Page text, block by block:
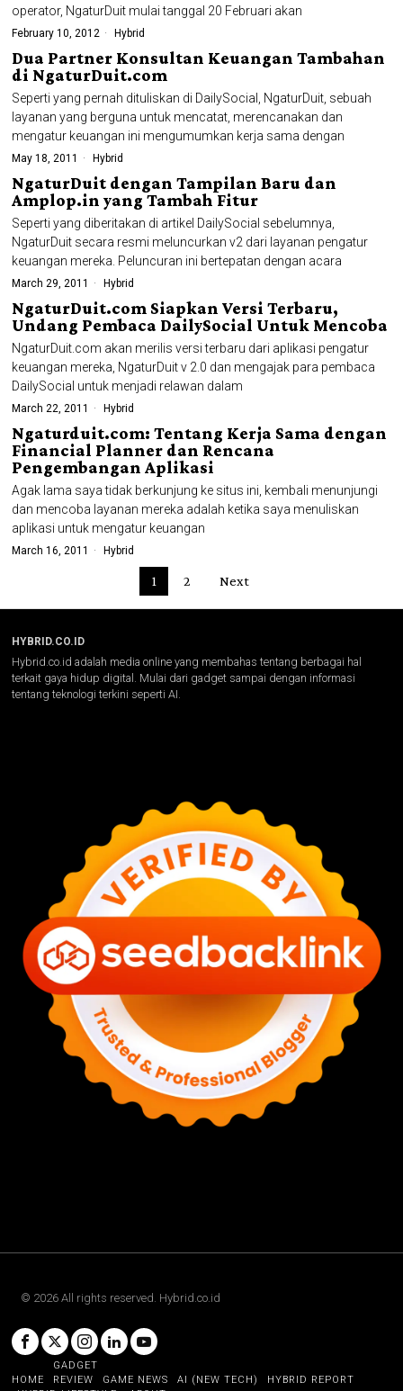
operator, NgaturDuit mulai tanggal 20 Februari akan
February 10, 2012 Hybrid
Dua Partner Konsultan Keuangan Tambahan
di NgaturDuit.com
Seperti yang pernah dituliskan di DailySocial, NgaturDuit, sebuah
layanan yang berguna untuk mencatat, merencanakan dan
mengatur keuangan ini mengumumkan kerja sama dengan
May 18, 2011 Hybrid
NgaturDuit dengan Tampilan Baru dan
Amplop.in yang Tambah Fitur
Seperti yang diberitakan di artikel DailySocial sebelumnya,
NgaturDuit secara resmi meluncurkan v2 dari layanan pengatur
keuangan mereka. Peluncuran ini bertepatan dengan acara
March 29, 2011 Hybrid
NgaturDuit.com Siapkan Versi Terbaru,
Undang Pembaca DailySocial Untuk Mencoba
NgaturDuit.com akan merilis versi terbaru dari aplikasi pengatur
keuangan mereka, NgaturDuit v 2.0 dan mengajak para pembaca
DailySocial untuk menjadi relawan dalam
March 22, 2011 Hybrid
Ngaturduit.com: Tentang Kerja Sama dengan
Financial Planner dan Rencana
Pengembangan Aplikasi
Agak lama saya tidak berkunjung ke situs ini, kembali menunjungi
dan mencoba layanan mereka adalah ketika saya menuliskan
aplikasi untuk mengatur keuangan
March 16, 2011 Hybrid
1 2 Next
HYBRID.CO.ID
Hybrid.co.id adalah media online yang membahas tentang berbagai hal
terkait gaya hidup digital. Mulai dari gadget sampai dengan informasi
tentang teknologi terkini seperti AI.
© 2026 All rights reserved. Hybrid.co.id
HOME
GADGET
REVIEW
GAME NEWS AI (NEW TECH)
HYBRID REPORT